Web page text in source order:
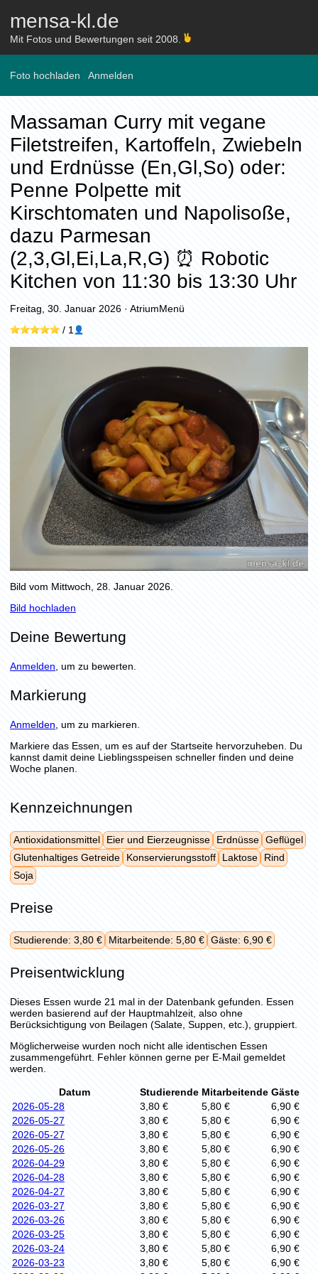
mensa-kl.de
Mit Fotos und Bewertungen seit 2008.
Foto hochladen Anmelden
Massaman Curry mit vegane
Filetstreifen, Kartoffeln, Zwiebeln
und Erdnüsse (En,Gl,So) oder:
Penne Polpette mit
Kirschtomaten und Napolisoße,
dazu Parmesan
(2,3,Gl,Ei,La,R,G) ⏰ Robotic
Kitchen von 11:30 bis 13:30 Uhr
Freitag, 30. Januar 2026 · AtriumMenü
/ 1
Bild vom Mittwoch, 28. Januar 2026.
Bild hochladen
Deine Bewertung
Anmelden , um zu bewerten.
Markierung
Anmelden , um zu markieren.
Markiere das Essen, um es auf der Startseite hervorzuheben. Du
kannst damit deine Lieblingsspeisen schneller finden und deine
Woche planen.
Kennzeichnungen
Antioxidationsmittel Eier und Eierzeugnisse Erdnüsse Geflügel
Glutenhaltiges Getreide
Konservierungsstoff Laktose
Rind
Soja
Preise
Studierende: 3,80 € Mitarbeitende: 5,80 € Gäste: 6,90 €
Preisentwicklung
Dieses Essen wurde 21 mal in der Datenbank gefunden. Essen
werden basierend auf der Hauptmahlzeit, also ohne
Berücksichtigung von Beilagen (Salate, Suppen, etc.), gruppiert.
Möglicherweise wurden noch nicht alle identischen Essen
zusammengeführt. Fehler können gerne per E-Mail gemeldet
werden.
Datum Studierende Mitarbeitende Gäste
2026-05-28
3,80 € 5,80 €
6,90 €
2026-05-27
3,80 € 5,80 €
6,90 €
2026-05-27
3,80 € 5,80 €
6,90 €
2026-05-26
3,80 € 5,80 €
6,90 €
2026-04-29
3,80 € 5,80 €
6,90 €
2026-04-28
3,80 € 5,80 €
6,90 €
2026-04-27
3,80 € 5,80 €
6,90 €
2026-03-27
3,80 € 5,80 €
6,90 €
2026-03-26
3,80 € 5,80 €
6,90 €
2026-03-25
3,80 € 5,80 €
6,90 €
2026-03-24
3,80 € 5,80 €
6,90 €
2026-03-23
3,80 € 5,80 €
6,90 €